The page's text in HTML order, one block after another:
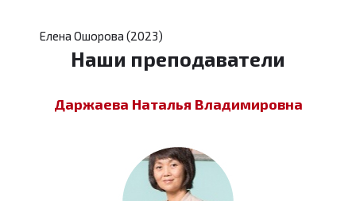
Елена Ошорова (2023)
Наши преподаватели
Даржаева Наталья Владимировна